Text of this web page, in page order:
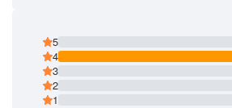
5
4
3
2
1